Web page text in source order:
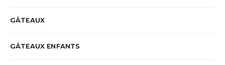
GÂTEAUX
GÂTEAUX ENFANTS